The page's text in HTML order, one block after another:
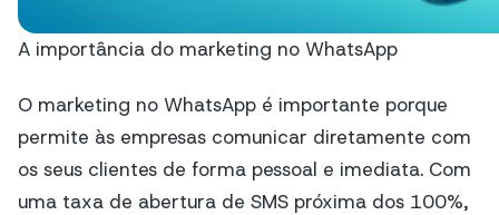
A importância do marketing no WhatsApp
O marketing no WhatsApp é importante porque
permite às empresas comunicar diretamente com
os seus clientes de forma pessoal e imediata. Com
uma taxa de abertura de SMS próxima dos 100%,